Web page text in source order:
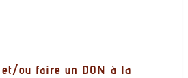
ou faire un DON à la